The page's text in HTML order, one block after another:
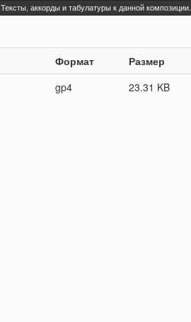
Тексты, аккорды и табулатуры к данной композиции.
Формат
Размер
gp4 23.31 KB